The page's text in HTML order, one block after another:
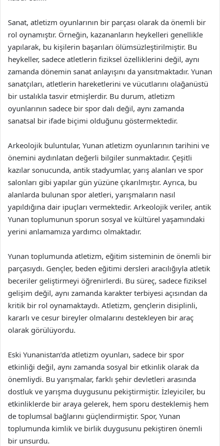
Sanat, atletizm oyunlarının bir parçası olarak da önemli bir
rol oynamıştır. Örneğin, kazananların heykelleri genellikle
yapılarak, bu kişilerin başarıları ölümsüzleştirilmiştir. Bu
heykeller, sadece atletlerin fiziksel özelliklerini değil, aynı
zamanda dönemin sanat anlayışını da yansıtmaktadır. Yunan
sanatçıları, atletlerin hareketlerini ve vücutlarını olağanüstü
bir ustalıkla tasvir etmişlerdir. Bu durum, atletizm
oyunlarının sadece bir spor dalı değil, aynı zamanda
sanatsal bir ifade biçimi olduğunu göstermektedir.
Arkeolojik buluntular, Yunan atletizm oyunlarının tarihini ve
önemini aydınlatan değerli bilgiler sunmaktadır. Çeşitli
kazılar sonucunda, antik stadyumlar, yarış alanları ve spor
salonları gibi yapılar gün yüzüne çıkarılmıştır. Ayrıca, bu
alanlarda bulunan spor aletleri, yarışmaların nasıl
yapıldığına dair ipuçları vermektedir. Arkeolojik veriler, antik
Yunan toplumunun sporun sosyal ve kültürel yaşamındaki
yerini anlamamıza yardımcı olmaktadır.
Yunan toplumunda atletizm, eğitim sisteminin de önemli bir
parçasıydı. Gençler, beden eğitimi dersleri aracılığıyla atletik
beceriler geliştirmeyi öğrenirlerdi. Bu süreç, sadece fiziksel
gelişim değil, aynı zamanda karakter terbiyesi açısından da
kritik bir rol oynamaktaydı. Atletizm, gençlerin disiplinli,
kararlı ve cesur bireyler olmalarını destekleyen bir araç
olarak görülüyordu.
Eski Yunanistan’da atletizm oyunları, sadece bir spor
etkinliği değil, aynı zamanda sosyal bir etkinlik olarak da
önemliydi. Bu yarışmalar, farklı şehir devletleri arasında
dostluk ve yarışma duygusunu pekiştirmiştir. İzleyiciler, bu
etkinliklerde bir araya gelerek, hem sporu desteklemiş hem
de toplumsal bağlarını güçlendirmiştir. Spor, Yunan
toplumunda kimlik ve birlik duygusunu pekiştiren önemli
bir unsurdu.